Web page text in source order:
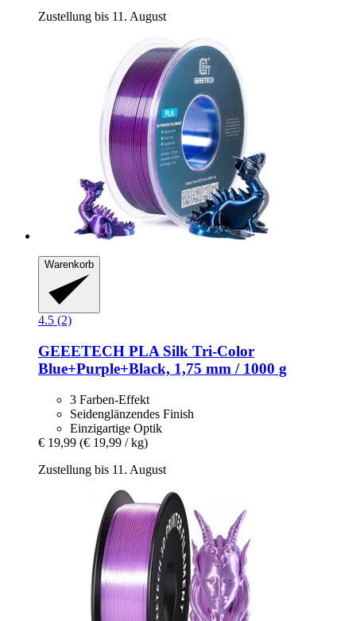
Zustellung bis 11. August
Warenkorb
4.5 (2)
GEEETECH PLA Silk Tri-​Color
Blue+Purple+Black, 1,75 mm / 1000 g
3 Farben-Effekt
Seidenglänzendes Finish
Einzigartige Optik
€ 19,99 (€ 19,99 / kg)
Zustellung bis 11. August